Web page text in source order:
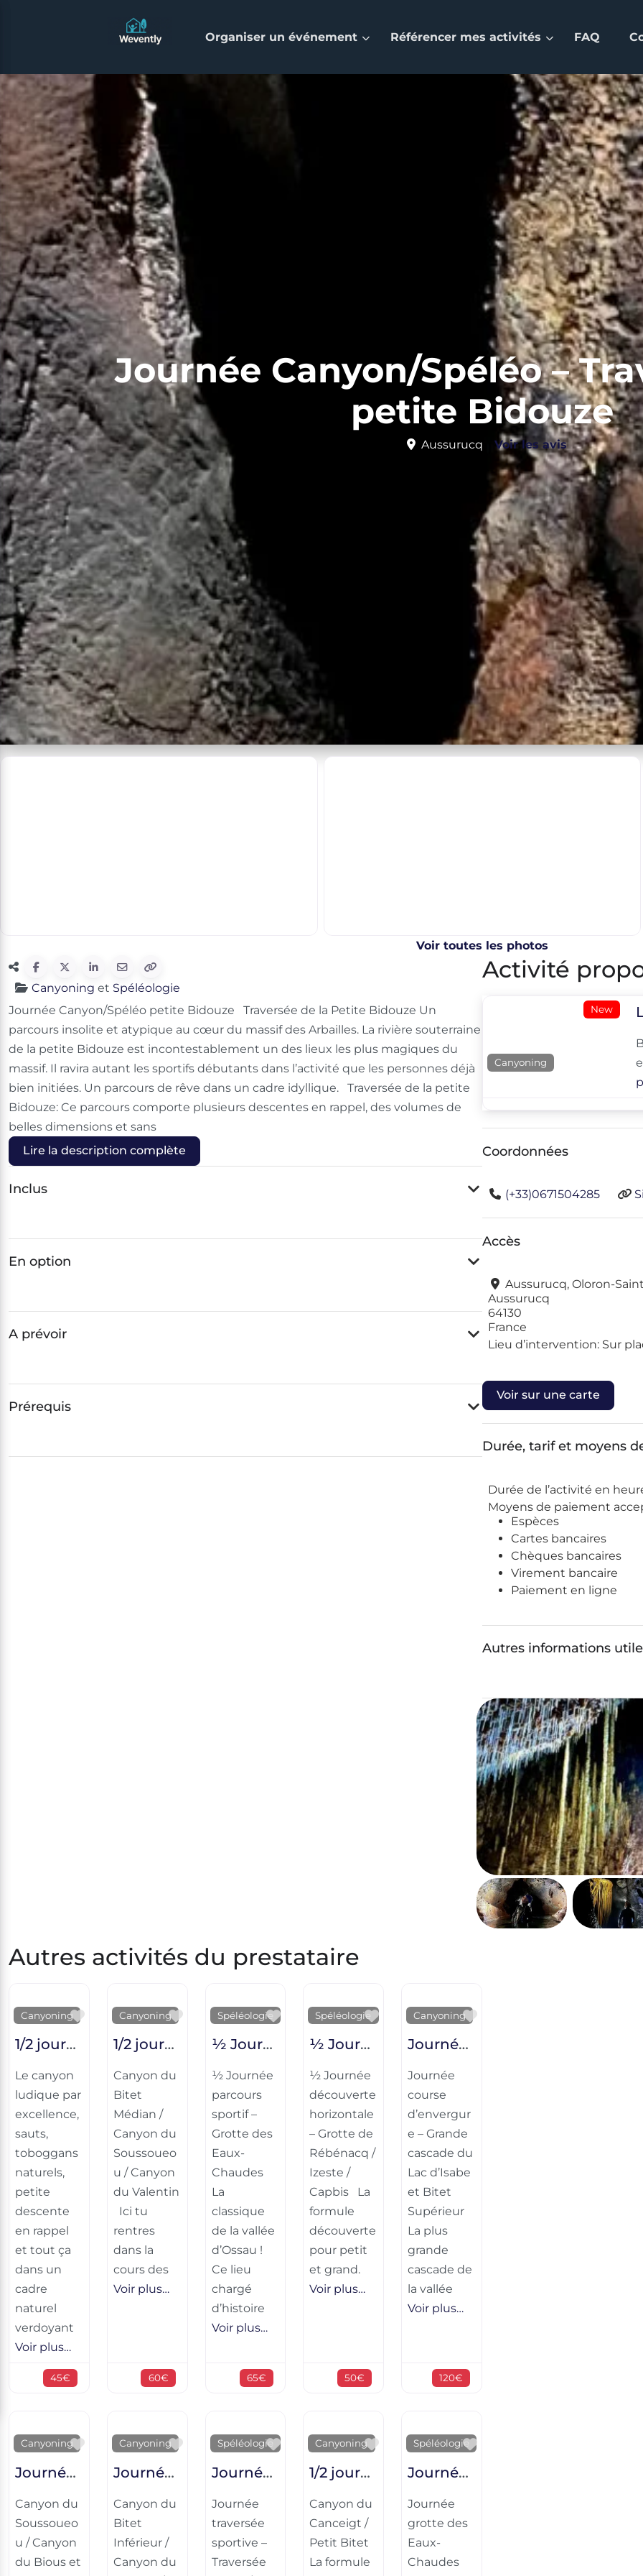
Organiser un événement Référencer mes activités FAQ
Journée Canyon/Spéléo –
petite Bidouze
Aussurucq Voir les avis
Voir toutes les photos
Canyoning et Spéléologie
Journée Canyon/Spéléo petite Bidouze Traversée de la Petite Bidouze Un
parcours insolite et atypique au cœur du massif des Arbailles. La rivière souterraine
de la petite Bidouze est incontestablement un des lieux les plus magiques du
massif. Il ravira autant les sportifs débutants dans l’activité que les personnes déjà
bien initiées. Un parcours de rêve dans un cadre idyllique. Traversée de la petite
Bidouze: Ce parcours comporte plusieurs descentes en rappel, des volumes de
belles dimensions et sans
Lire la description complète
Inclus
En option
A prévoir
Prérequis
Activité
New
Canyoning
Coordonnées
(+33)0671504285
Accès
Aussurucq, Oloron-
Aussurucq
64130
France
Lieu d’intervention: Sur
Voir sur une carte
Durée, tarif et moyens
Durée de l’activité en
Moyens de paiement
Espèces
Cartes bancaires
Chèques bancaires
Virement bancaire
Paiement en ligne
Autres informations
Autres activités du prestataire
Canyoning
Favorite
1/2 journée découverte – Canyon du Bious
Le canyon
ludique par
excellence,
sauts,
toboggans
naturels,
petite
descente
en rappel
et tout ça
dans un
cadre
naturel
verdoyant
Voir plus…
45€
Canyoning
Favorite
1/2 journée parcours sportif – Canyon du Bitet Médian / Canyon du Soussoueou / Canyon du Valentin
Canyon du
Bitet
Médian /
Canyon du
Soussoueo
u / Canyon
du Valentin
Ici tu
rentres
dans la
cours des
Voir plus…
60€
Spéléologie
Favorite
½ Journée parcours sportif – Grotte des Eaux-Chaudes
½ Journée
parcours
sportif –
Grotte des
Eaux-
Chaudes
La
classique
de la vallée
d’Ossau !
Ce lieu
chargé
d’histoire
Voir plus…
65€
Spéléologie
Favorite
½ Journée découverte horizontale – Grotte de Rébénacq / Izeste / Capbis
½ Journée
découverte
horizontale
– Grotte de
Rébénacq /
Izeste /
Capbis La
formule
découverte
pour petit
et grand.
Voir plus…
50€
Canyoning
Favorite
Journée course d’envergure – Grande cascade du Lac d’Isabe et Bitet Supérieur
Journée
course
d’envergur
e – Grande
cascade du
Lac d’Isabe
et Bitet
Supérieur
La plus
grande
cascade de
la vallée
Voir plus…
120€
Canyoning
Favorite
Journée initiation sportive – Canyon du Soussoueou / Canyon du Bious et Canceigt
Canyon du
Soussoueo
u / Canyon
du Bious et
Canyoning
Favorite
Journée parcours sportif – Canyon du Bitet Inférieur / Canyon du Saugué / Canyon du Valentin
Canyon du
Bitet
Inférieur /
Canyon du
Spéléologie
Favorite
Journée traversée sportive – Traversée Hayau/Bouhadère
Journée
traversée
sportive –
Traversée
Canyoning
Favorite
1/2 journée initiation sportive – Canyon du Canceigt / Petit Bitet
Canyon du
Canceigt /
Petit Bitet
La formule
Spéléologie
Favorite
Journée grotte des Eaux-Chaudes
Journée
grotte des
Eaux-
Chaudes